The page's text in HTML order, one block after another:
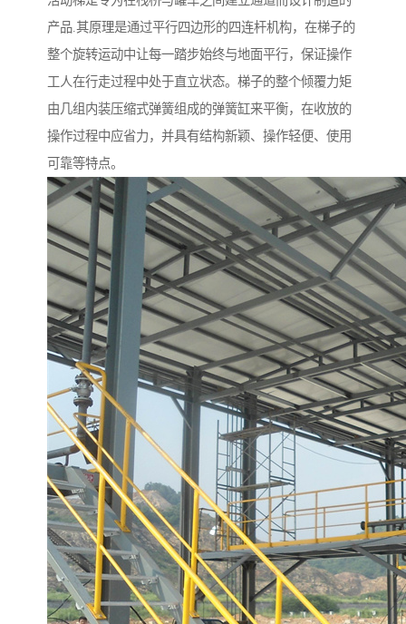
产品.其原理是通过平行四边形的四连杆机构，在梯子的
整个旋转运动中让每一踏步始终与地面平行，保证操作
工人在行走过程中处于直立状态。梯子的整个倾覆力矩
由几组内装压缩式弹簧组成的弹簧缸来平衡，在收放的
操作过程中应省力，并具有结构新颖、操作轻便、使用
可靠等特点。